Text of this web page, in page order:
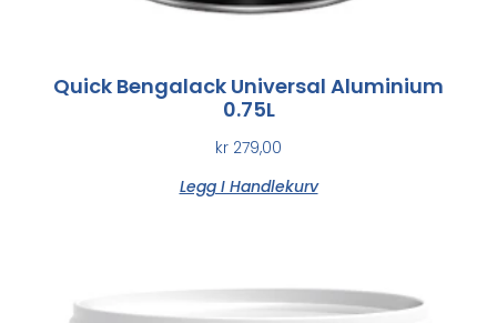
Quick Bengalack Universal Aluminium
0.75L
kr 279,00
Legg I Handlekurv